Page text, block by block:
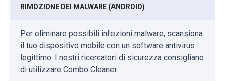
RIMOZIONE DEI MALWARE (ANDROID)
Per eliminare possibili infezioni malware, scansiona
il tuo dispositivo mobile con un software antivirus
legittimo. I nostri ricercatori di sicurezza consigliano
di utilizzare Combo Cleaner.